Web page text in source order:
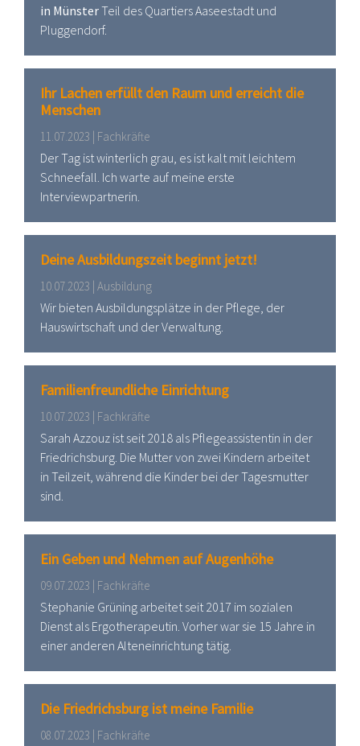
in MünsterTeil des Quartiers Aaseestadt und
Pluggendorf.
Ihr Lachen erfüllt den Raum und erreicht die
Menschen
11.07.2023 | Fachkräfte
Der Tag ist winterlich grau, es ist kalt mit leichtem
Schneefall. Ich warte auf meine erste
Interviewpartnerin.
Deine Ausbildungszeit beginnt jetzt!
10.07.2023 | Ausbildung
Wir bieten Ausbildungsplätze in der Pflege, der
Hauswirtschaft und der Verwaltung.
Familienfreundliche Einrichtung
10.07.2023 | Fachkräfte
Sarah Azzouz ist seit 2018 als Pflegeassistentin in der
Friedrichsburg. Die Mutter von zwei Kindern arbeitet
in Teilzeit, während die Kinder bei der Tagesmutter
sind.
Ein Geben und Nehmen auf Augenhöhe
09.07.2023 | Fachkräfte
Stephanie Grüning arbeitet seit 2017 im sozialen
Dienst als Ergotherapeutin. Vorher war sie 15 Jahre in
einer anderen Alteneinrichtung tätig.
Die Friedrichsburg ist meine Familie
08.07.2023 | Fachkräfte